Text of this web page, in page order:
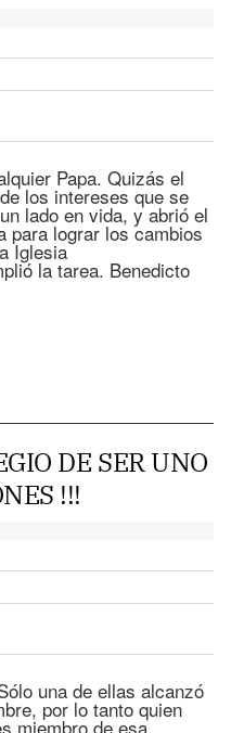
Papa. Quizás el
los intereses que se
lado en vida, y abrió el
para lograr los cambios
Iglesia
la tarea. Benedicto
DE SER UNO
!!!
una de ellas alcanzó
por lo tanto quien
miembro de esa